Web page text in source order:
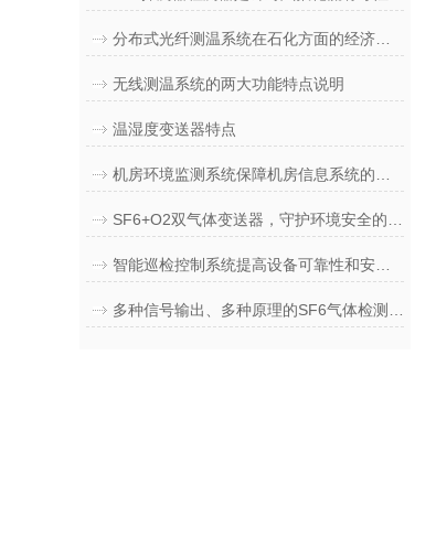
无线测温系统的两大功能特点说明
温湿度变送器特点